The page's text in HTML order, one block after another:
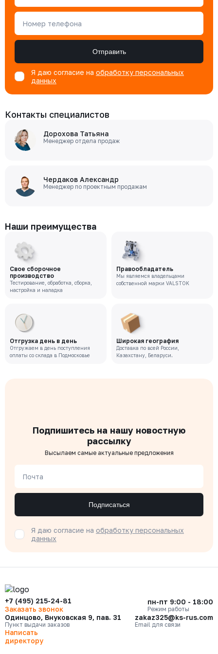
Номер телефона
Отправить
Я даю согласие на обработку персональных
данных
Контакты специалистов
Дорохова Татьяна
Менеджер отдела продаж
Чердаков Александр
Менеджер по проектным продажам
Наши преимущества
Свое сборочное
производство
Тестирование, обработка, сборка,
настройка и наладка
Правообладатель
Мы являемся владельцами
собственной марки VALSTOK
Отгрузка день в день
Отгружаем в день поступления
оплаты со склада в Подмосковье
Широкая география
Доставка по всей России,
Казахстану, Беларуси.
Подпишитесь на нашу новостную
рассылку
Высылаем самые актуальные предложения
Почта
Подписаться
Я даю согласие на обработку персональных
данных
+7 (495) 215-24-81
Заказать звонок
пн-пт 9:00 - 18:00
Режим работы
Одинцово, Внуковская 9, пав. 31
Пункт выдачи заказов
zakaz325@ks-rus.com
Email для связи
Написать
директору